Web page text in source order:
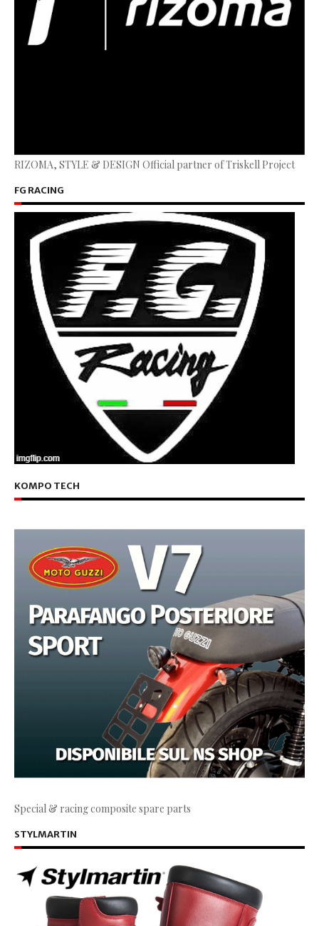
RIZOMA, STYLE & DESIGN Official partner of Triskell Project
FG RACING
KOMPO TECH
Special & racing composite spare parts
STYLMARTIN